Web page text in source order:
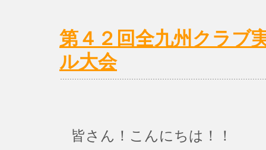
第４２回全九州クラブ
ル大会
皆さん！こんにちは！！